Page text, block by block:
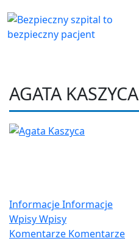
AGATA KASZYCA
InformacjeInformacje
WpisyWpisy
Komentarze Komentarze